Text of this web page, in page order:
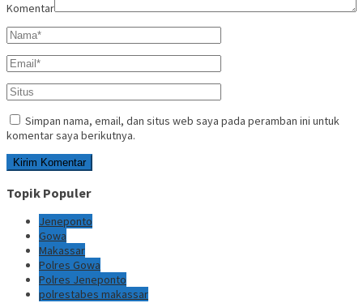
Komentar
Simpan nama, email, dan situs web saya pada peramban ini untuk
komentar saya berikutnya.
Topik Populer
Jeneponto
Gowa
Makassar
Polres Gowa
Polres Jeneponto
polrestabes makassar